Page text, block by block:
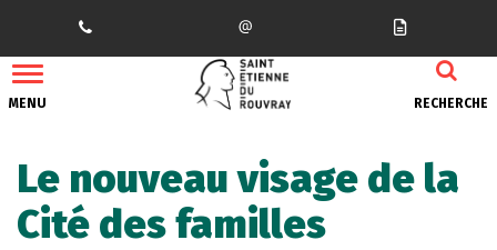
MENU RECHERCHE
Le nouveau visage de la
Cité des familles